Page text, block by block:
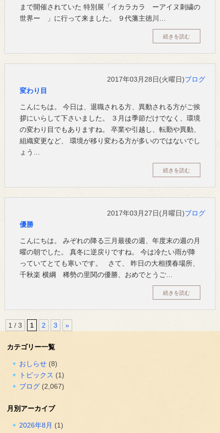
まで開催されていた 特別展「イカラカラ ーアイヌ刺繍の
世界ー 」に行って来ました。 ９代藩主徳川…
続きを読む
2017年03月28日(火曜日)ブログ
変わり目
こんにちは。 今日は、退職される方、異動される方がご挨
拶にいらして下さいました。 ３月は季節だけでなく、環境
の変わり目でもありますね。 卒業や引越し、転勤や異動、
組織変更など、 環境が移り変わる方が多いのではないでし
ょう…
続きを読む
2017年03月27日(月曜日)ブログ
優勝
こんにちは。 みぞれの降る三月最後の週、年度末の週の月
曜の朝でした。 真冬に逆戻りですね。 今は冷たい雨が降
っていてとても寒いです。 さて、 昨日の大相撲春場所、
千秋楽 横綱 稀勢の里関の優勝、おめでとうご…
続きを読む
1 / 3 1 2 3 »
カテゴリー一覧
おしらせ(8)
トピックス (1)
ブログ(2,067)
月別アーカイブ
2026年8月 (1)